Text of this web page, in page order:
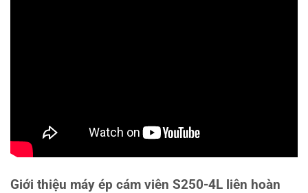
Giới thiệu máy ép cám viên S250-4L liên hoàn